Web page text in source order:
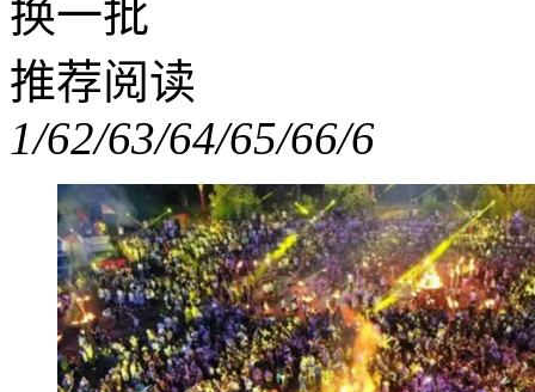
换一批
推荐阅读
1/62/63/64/65/66/6